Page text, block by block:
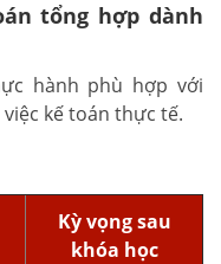
tổng hợp dành
hành phù hợp với
kế toán thực tế.
Kỳ vọng sau
khóa học